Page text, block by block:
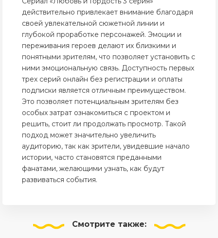
действительно привлекает внимание благодаря
своей увлекательной сюжетной линии и
глубокой проработке персонажей. Эмоции и
переживания героев делают их близкими и
понятными зрителям, что позволяет установить с
ними эмоциональную связь. Доступность первых
трех серий онлайн без регистрации и оплаты
подписки является отличным преимуществом.
Это позволяет потенциальным зрителям без
особых затрат ознакомиться с проектом и
решить, стоит ли продолжать просмотр. Такой
подход может значительно увеличить
аудиторию, так как зрители, увидевшие начало
истории, часто становятся преданными
фанатами, желающими узнать, как будут
развиваться события.
Смотрите также: